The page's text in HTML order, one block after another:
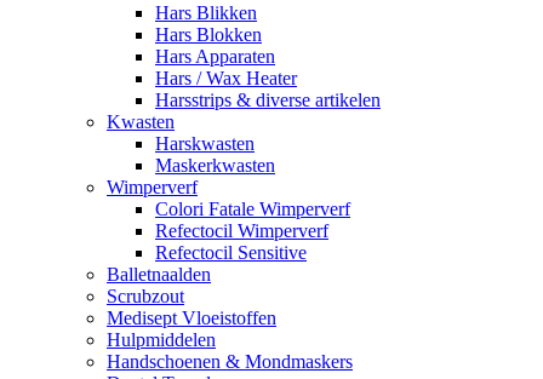
Hars Blikken
Hars Blokken
Hars Apparaten
Hars / Wax Heater
Harsstrips & diverse artikelen
Kwasten
Harskwasten
Maskerkwasten
Wimperverf
Colori Fatale Wimperverf
Refectocil Wimperverf
Refectocil Sensitive
Balletnaalden
Scrubzout
Medisept Vloeistoffen
Hulpmiddelen
Handschoenen & Mondmaskers